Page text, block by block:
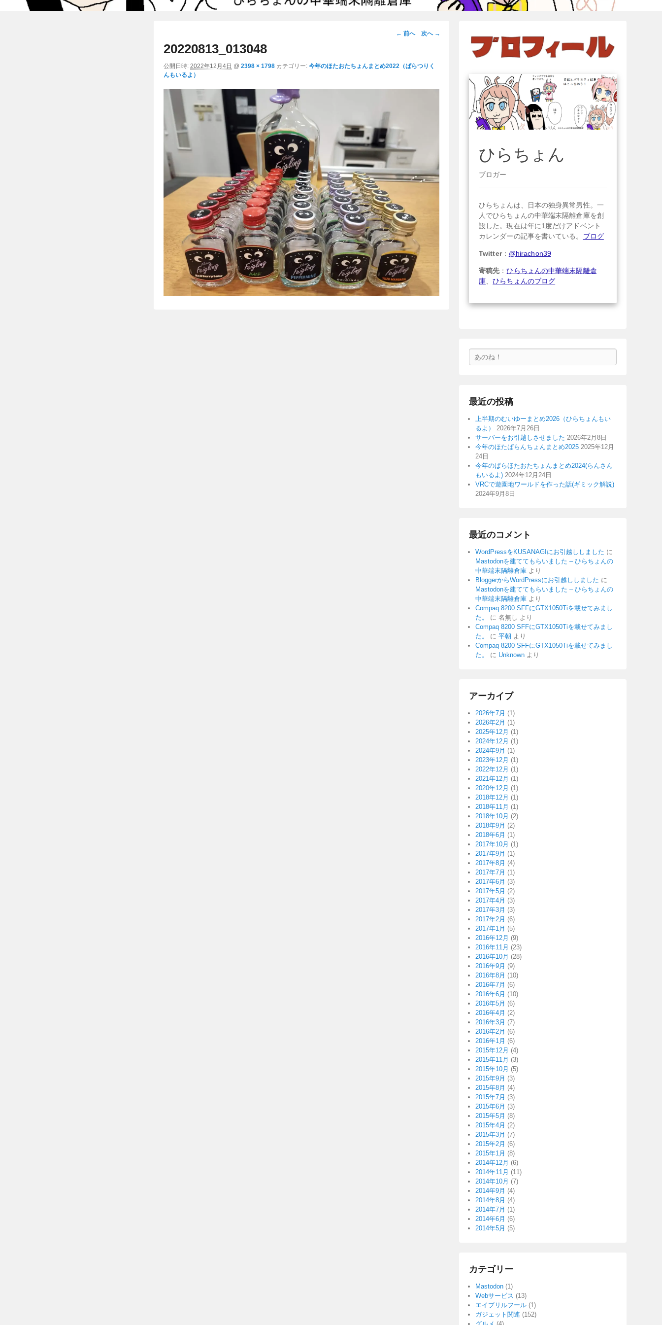
画
ビ
ン
← 前へ 次へ →
20220813_013048
公開日時: 2022年12月4日 @ 2398 × 1798 カテゴリー: 今年のほたおたちょんまとめ2022（ぱらつりく
んもいるよ）
ひらちょん
ブロガー
ひらちょんは、日本の独身異常男性。一
人でひらちょんの中華端末隔離倉庫を創
設した。現在は年に1度だけアドベント
カレンダーの記事を書いている。 ブログ
Twitter： @hirachon39
寄稿先 ：ひらちょんの中華端末隔離倉
庫 、ひらちょんのブログ
索
最近の投稿
上半期のむいゆーまとめ2026（ひらちょんもい
るよ）
2026年7月26日
サーバーをお引越しさせました 2026年2月8日
今年のほたぱらんちょんまとめ2025 2025年12月
24日
今年のぱらほたおたちょんまとめ2024(らんさん
もいるよ) 2024年12月24日
VRCで遊園地ワールドを作った話(ギミック解説)
2024年9月8日
最近のコメント
WordPressをKUSANAGIにお引越ししました に
Mastodonを建ててもらいました – ひらちょんの
中華端末隔離倉庫 より
BloggerからWordPressにお引越ししました に
Mastodonを建ててもらいました – ひらちょんの
中華端末隔離倉庫 より
Compaq 8200 SFFにGTX1050Tiを載せてみまし
た。
に 名無し より
Compaq 8200 SFFにGTX1050Tiを載せてみまし
た。
に 平朝 より
Compaq 8200 SFFにGTX1050Tiを載せてみまし
た。
に Unknown より
アーカイブ
2026年7月 (1)
2026年2月 (1)
2025年12月 (1)
2024年12月 (1)
2024年9月 (1)
2023年12月 (1)
2022年12月 (1)
2021年12月 (1)
2020年12月 (1)
2018年12月 (1)
2018年11月 (1)
2018年10月 (2)
2018年9月 (2)
2018年6月 (1)
2017年10月 (1)
2017年9月 (1)
2017年8月 (4)
2017年7月 (1)
2017年6月 (3)
2017年5月 (2)
2017年4月 (3)
2017年3月 (3)
2017年2月 (6)
2017年1月 (5)
2016年12月 (9)
2016年11月 (23)
2016年10月 (28)
2016年9月 (9)
2016年8月 (10)
2016年7月 (6)
2016年6月 (10)
2016年5月 (6)
2016年4月 (2)
2016年3月 (7)
2016年2月 (6)
2016年1月 (6)
2015年12月 (4)
2015年11月 (3)
2015年10月 (5)
2015年9月 (3)
2015年8月 (4)
2015年7月 (3)
2015年6月 (3)
2015年5月 (8)
2015年4月 (2)
2015年3月 (7)
2015年2月 (6)
2015年1月 (8)
2014年12月 (6)
2014年11月 (11)
2014年10月 (7)
2014年9月 (4)
2014年8月 (4)
2014年7月 (1)
2014年6月 (6)
2014年5月 (5)
カテゴリー
Mastodon (1)
Webサービス (13)
エイプリルフール (1)
ガジェット関連 (152)